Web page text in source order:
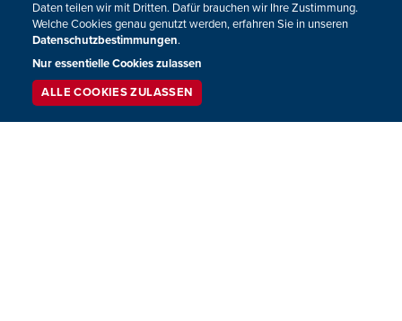
HOME
PROGRAMM
PLAYLIST
Daten teilen wir mit Dritten. Dafür brauchen wir Ihre Zustimmung.
Welche Cookies genau genutzt werden, erfahren Sie in unseren
Datenschutzbestimmungen.
Nur essentielle Cookies zulassen
ALLE COOKIES ZULASSEN
LIVESTREAM